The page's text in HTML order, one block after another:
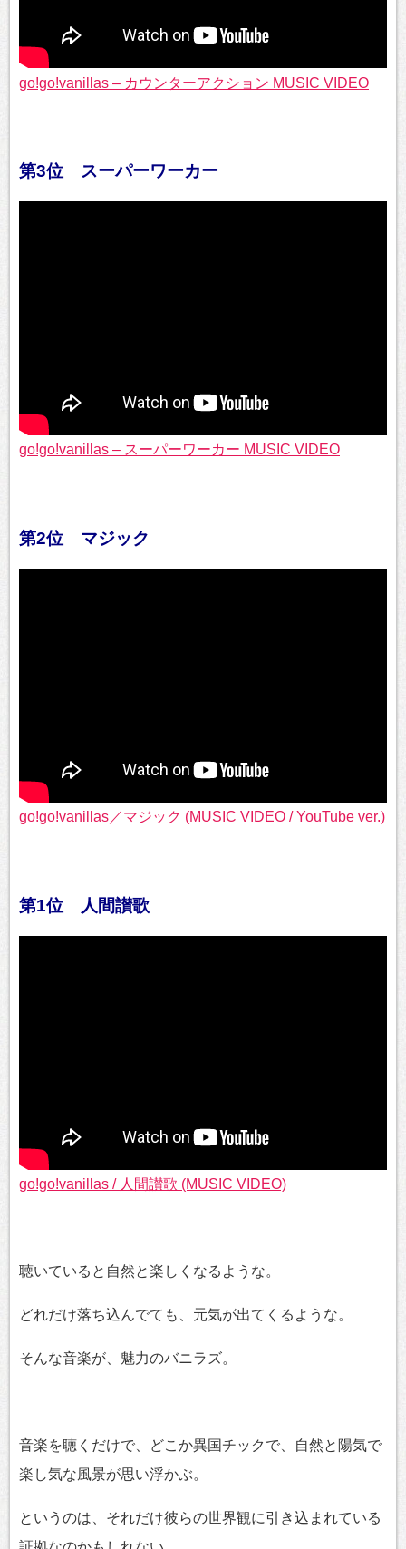
go!go!vanillas – カウンターアクション MUSIC VIDEO
第3位 スーパーワーカー
go!go!vanillas – スーパーワーカー MUSIC VIDEO
第2位 マジック
go!go!vanillas／マジック (MUSIC VIDEO / YouTube ver.)
第1位 人間讃歌
go!go!vanillas / 人間讃歌 (MUSIC VIDEO)
聴いていると自然と楽しくなるような。
どれだけ落ち込んでても、元気が出てくるような。
そんな音楽が、魅力のバニラズ。
音楽を聴くだけで、どこか異国チックで、自然と陽気で
楽し気な風景が思い浮かぶ。
というのは、それだけ彼らの世界観に引き込まれている